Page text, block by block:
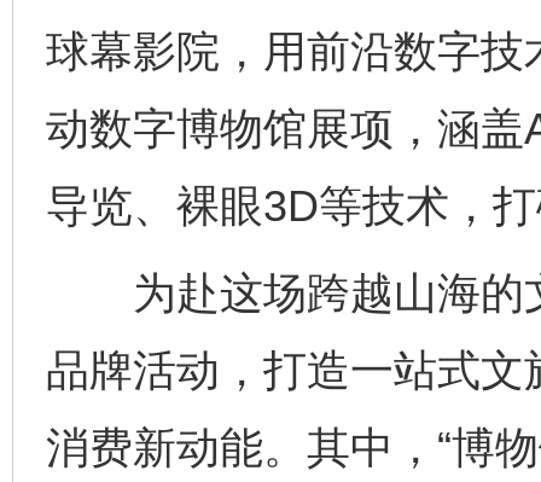
球幕影院，用前沿数字
动数字博物馆展项，涵
导览、裸眼3D等技术，
为赴这场跨越山海的
品牌活动，打造一站式
消费新动能。其中，“博